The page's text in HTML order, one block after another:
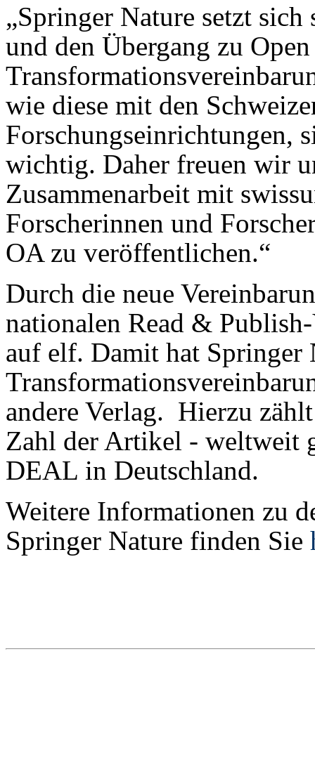
„Springer Nature setzt
und den Übergang zu
wie diese mit den
Forschungseinrichtungen,
wichtig. Daher freuen wir
Zusammenarbeit mit
Forscherinnen und
OA zu veröffentlichen.“
Durch die neue
nationalen Read &
auf elf. Damit hat Springer
andere Verlag. Hierzu
Zahl der Artikel - weltweit
DEAL in Deutschland.
Weitere Informationen zu
Springer Nature finden Sie